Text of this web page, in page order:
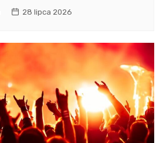
28 lipca 2026